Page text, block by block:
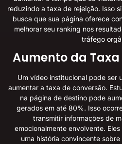
reduzindo a taxa de rejeição. Isso
busca que sua página oferece
melhorar seu ranking nos
tráfego
Aumento da
Um vídeo institucional pode ser
aumentar a taxa de conversão.
na página de destino pode
gerados em até 80%. Isso
transmitir informações de
emocionalmente envolvente.
uma história convincente